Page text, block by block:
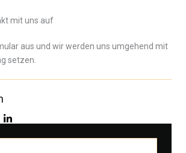
mit uns auf
aus und wir werden uns umgehend mit
setzen.